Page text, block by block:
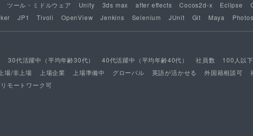
ツール・ミドルウェア Unity 3ds max after effects Cocos2d-x Eclipse
JP1 Tivoli OpenView Jenkins Selenium JUnit Git Maya
30代活躍中（平均年齢30代） 40代活躍中（平均年齢40代） 社員数 100人以下
上場/非上場 上場企業 上場準備中 グローバル 英語が活かせる 外国籍相談可
リモートワーク可